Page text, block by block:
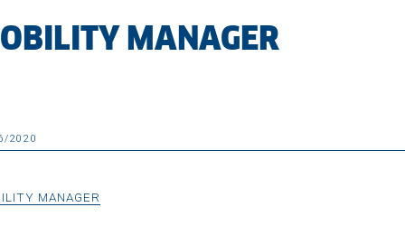
MANAGER
2020
MANAGER